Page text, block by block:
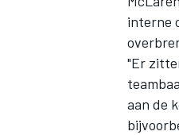
interne
"Er
aan de